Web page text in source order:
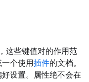
这些键值对的作用范
个使用插件的文档。
设置。属性绝不会在